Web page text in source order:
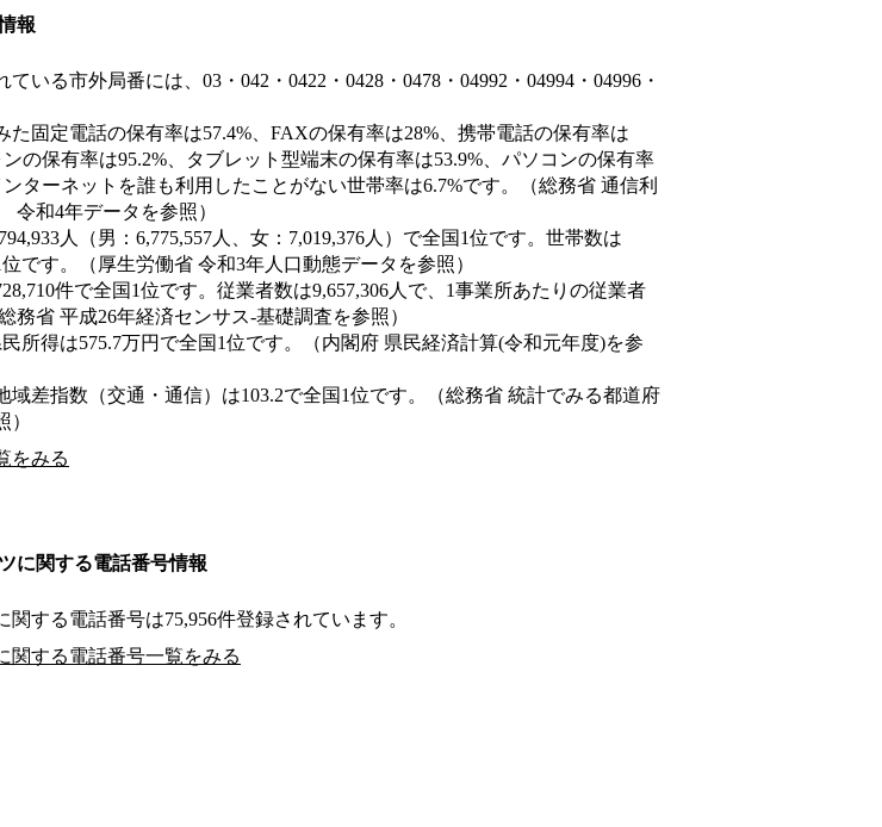
報
いる市外局番には、03・042・0422・0428・0478・04992・04994・04996・
た固定電話の保有率は57.4%、FAXの保有率は28%、携帯電話の保有率は
の保有率は95.2%、タブレット型端末の保有率は53.9%、パソコンの保有率
ターネットを誰も利用したことがない世帯率は6.7%です。（総務省 通信利
令和4年データを参照）
人（男：6,775,557人、女：7,019,376人）で全国1位です。世帯数は
です。（厚生労働省 令和3年人口動態データを参照）
件で全国1位です。従業者数は9,657,306人で、1事業所あたりの従業者
務省 平成26年経済センサス‐基礎調査を参照）
所得は575.7万円で全国1位です。（内閣府 県民経済計算(令和元年度)を参
域差指数（交通・通信）は103.2で全国1位です。（総務省 統計でみる都道府
をみる
に関する電話番号情報
関する電話番号は75,956件登録されています。
関する電話番号一覧をみる